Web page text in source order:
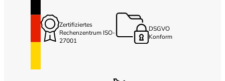
Zertifiziertes
Rechenzentrum ISO-
27001
DSGVO
Konform